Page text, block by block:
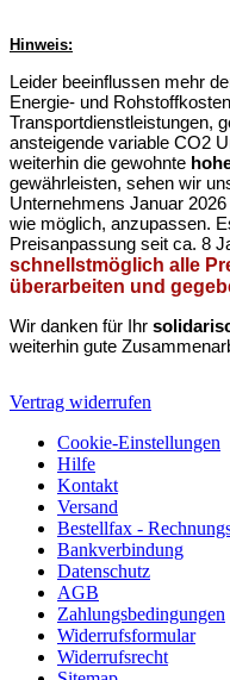
Hinweis:
Leider beeinflussen mehr
Energie- und
Transportdienstleistungen,
ansteigende variable CO2
weiterhin die gewohnte
gewährleisten, sehen wir
Unternehmens Januar
wie möglich, anzupassen.
Preisanpassung seit ca. 8
schnellstmöglich alle
überarbeiten und
Wir danken für Ihr
weiterhin gute
Vertrag widerrufen
Cookie-Einstellungen
Hilfe
Kontakt
Versand
Bestellfax -
Bankverbindung
Datenschutz
AGB
Zahlungsbedingungen
Widerrufsformular
Widerrufsrecht